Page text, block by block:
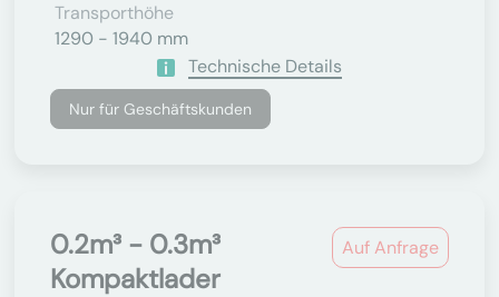
Transporthöhe
1290 - 1940 mm
Technische Details
Nur für Geschäftskunden
Auf Anfrage
0.2m³ - 0.3m³
Kompaktlader